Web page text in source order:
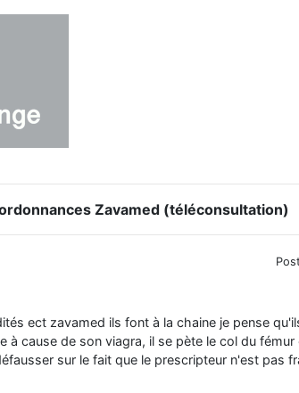
Zavamed (téléconsultation)
ect zavamed ils font à la chaine je pense
à cause de son viagra, il se pète le col du
sur le fait que le prescripteur n'est pas